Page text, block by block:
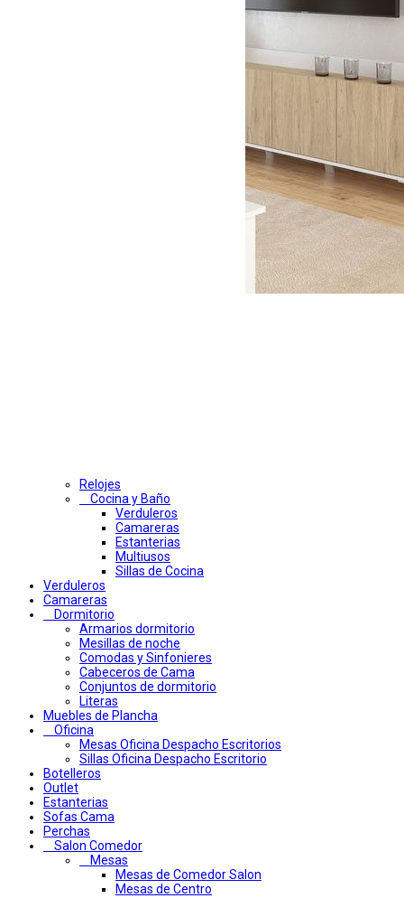
Relojes
Cocina y Baño
Verduleros
Camareras
Estanterias
Multiusos
Sillas de Cocina
Verduleros
Camareras
Dormitorio
Armarios dormitorio
Mesillas de noche
Comodas y Sinfonieres
Cabeceros de Cama
Conjuntos de dormitorio
Literas
Muebles de Plancha
Oficina
Mesas Oficina Despacho Escritorios
Sillas Oficina Despacho Escritorio
Botelleros
Outlet
Estanterias
Sofas Cama
Perchas
Salon Comedor
Mesas
Mesas de Comedor Salon
Mesas de Centro